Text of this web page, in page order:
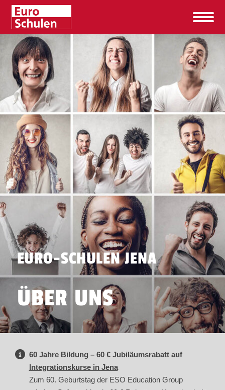
EURO-SCHULEN JENA
ÜBER UNS
60 Jahre Bildung – 60 € Jubiläumsrabatt auf
Integrationskurse in Jena
Zum 60. Geburtstag der ESO Education Group